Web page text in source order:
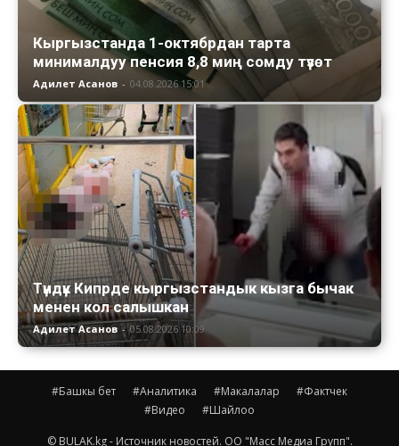
Кыргызстанда 1-октябрдан тарта
минималдуу пенсия 8,8 миң сомду түзөт
Адилет Асанов - 04.08.2026 15:01
Түндүк Кипрде кыргызстандык кызга бычак
менен кол салышкан
Адилет Асанов - 05.08.2026 10:09
#Башкы бет #Аналитика #Макалалар
#Фактчек
#Видео
#Шайлоо
© BULAK.kg - Источник новостей. ОО "Масс Медиа Групп".